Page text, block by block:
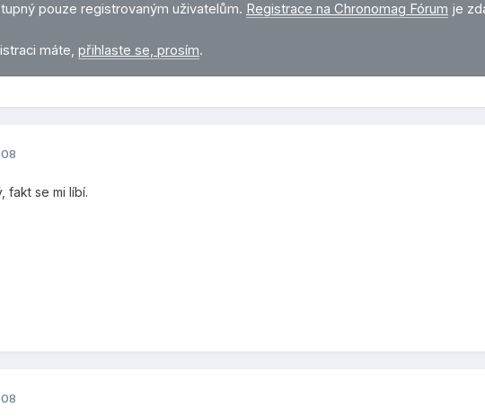
pouze registrovaným uživatelům. Registrace na Chronomag Fórum je
máte, přihlaste se, prosím.
fakt se mi líbí.